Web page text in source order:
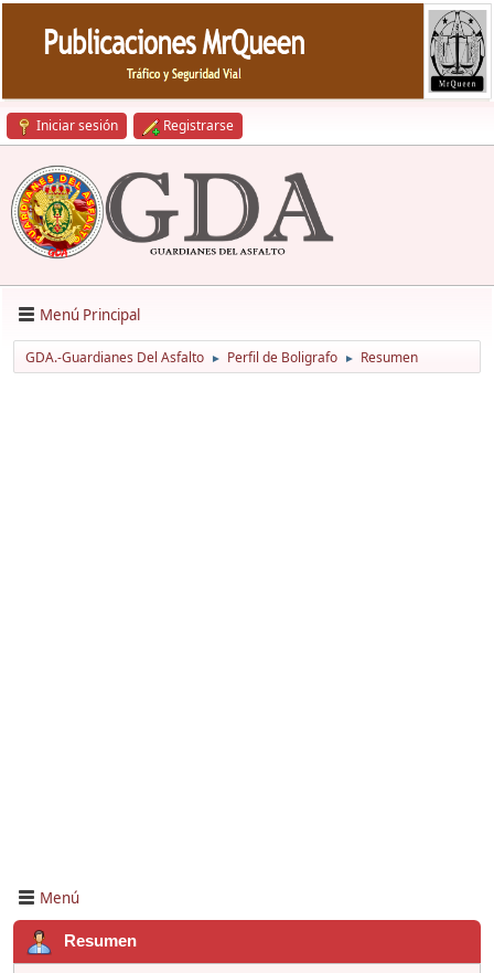
Iniciar sesión Registrarse
Menú Principal
GDA.-Guardianes Del Asfalto ► Perfil de Boligrafo ► Resumen
Menú
Resumen